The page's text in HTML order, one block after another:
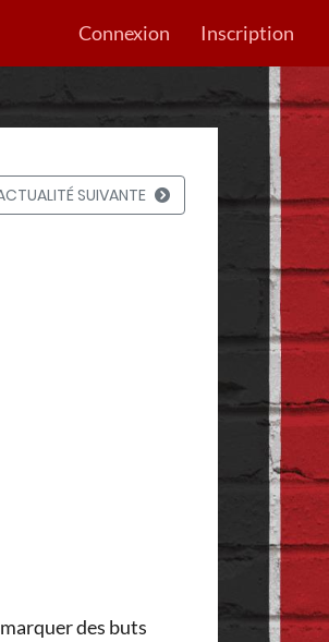
Connexion Inscription
SUIVANTE
des buts